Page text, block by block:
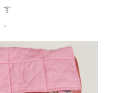
す
。